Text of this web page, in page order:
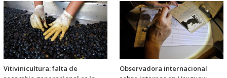
Vitivinicultura: falta de
Observadora internacional